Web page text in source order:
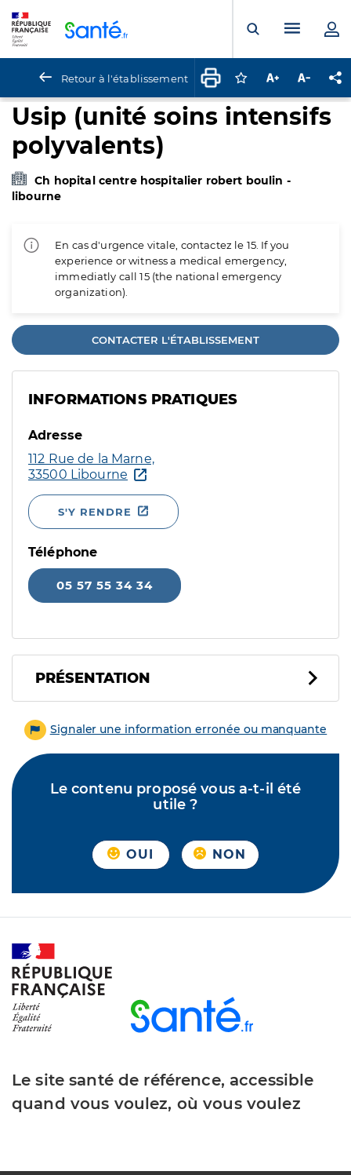
Ouvrir laMenu
Retour à l'établissement Connectez-vous
Augmenter la
Usip (unité soins intensifs
polyvalents)
Ch hopital centre hospitalier robert boulin -
libourne
En cas d'urgence vitale, contactez le 15. If you
experience or witness a medical emergency,
immediatly call 15 (the national emergency
organization).
CONTACTER L'ÉTABLISSEMENT
INFORMATIONS PRATIQUES
Adresse
112 Rue de la Marne,
33500 Libourne
S'Y RENDRE
Téléphone
05 57 55 34 34
PRÉSENTATION
Signaler une information erronée ou manquante
Le contenu proposé vous a-t-il été
utile ?
OUI NON
Le site santé de référence, accessible
quand vous voulez, où vous voulez